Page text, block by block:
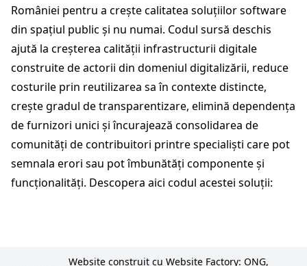
României pentru a crește calitatea soluțiilor software
din spațiul public și nu numai. Codul sursă deschis
ajută la creșterea calității infrastructurii digitale
construite de actorii din domeniul digitalizării, reduce
costurile prin reutilizarea sa în contexte distincte,
crește gradul de transparentizare, elimină dependența
de furnizori unici și încurajează consolidarea de
comunități de contribuitori printre specialiști care pot
semnala erori sau pot îmbunătăți componente și
funcționalități. Descopera aici codul acestei soluții:
Website construit cu Website Factory: ONG,